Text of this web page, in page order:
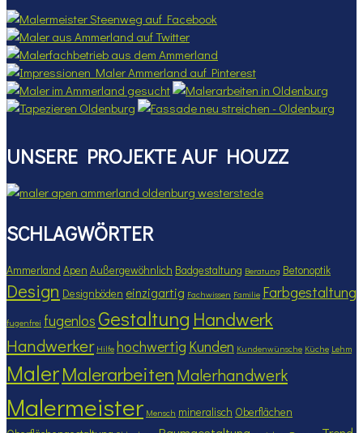
UNSERE PROJEKTE AUF HOUZZ
SCHLAGWÖRTER
Ammerland Apen Außergewöhnlich Badgestaltung Beratung Betonoptik
Design Designböden einzigartig Fachwissen Familie Farbgestaltung
fugenfrei fugenlos Gestaltung Handwerk
Handwerker Hilfe hochwertig Kunden Kundenwünsche Küche Lehm
MalerMalerarbeitenMalerhandwerk
Malermeister Mensch mineralisch Oberflächen